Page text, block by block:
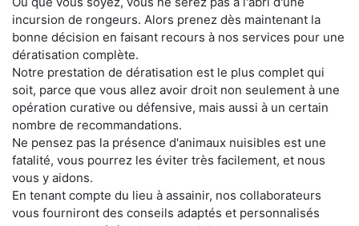
incursion de rongeurs. Alors prenez dès maintenant la
bonne décision en faisant recours à nos services pour une
dératisation complète.
Notre prestation de dératisation est le plus complet qui
soit, parce que vous allez avoir droit non seulement à une
opération curative ou défensive, mais aussi à un certain
nombre de recommandations.
Ne pensez pas la présence d'animaux nuisibles est une
fatalité, vous pourrez les éviter très facilement, et nous
vous y aidons.
En tenant compte du lieu à assainir, nos collaborateurs
vous fourniront des conseils adaptés et personnalisés